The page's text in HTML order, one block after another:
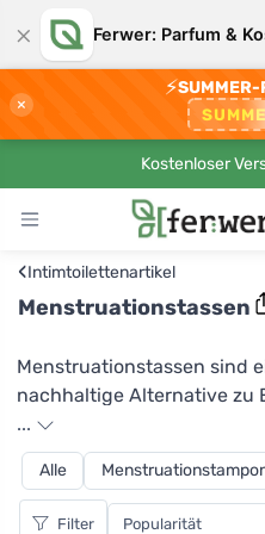
× Ferwer: Parfum &
×
⚡
Kostenloser
‹Intimtoilettenartikel
Menstruationstassen
Menstruationstassen sind
nachhaltige Alternative zu
weibliche Hygiene. Sie
medizinischem Silikon
und bei richtiger Pflege
verwenden, sparen Sie
...
Alle
Filter